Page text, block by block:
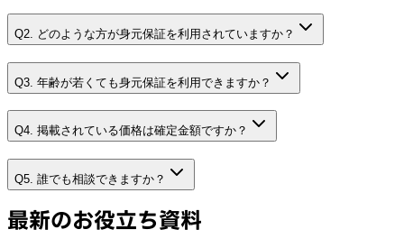
Q2. どのような方が身元保証を利用されていますか？
Q3. 年齢が若くても身元保証を利用できますか？
Q4. 掲載されている価格は確定金額ですか？
Q5. 誰でも相談できますか？
最新のお役立ち資料